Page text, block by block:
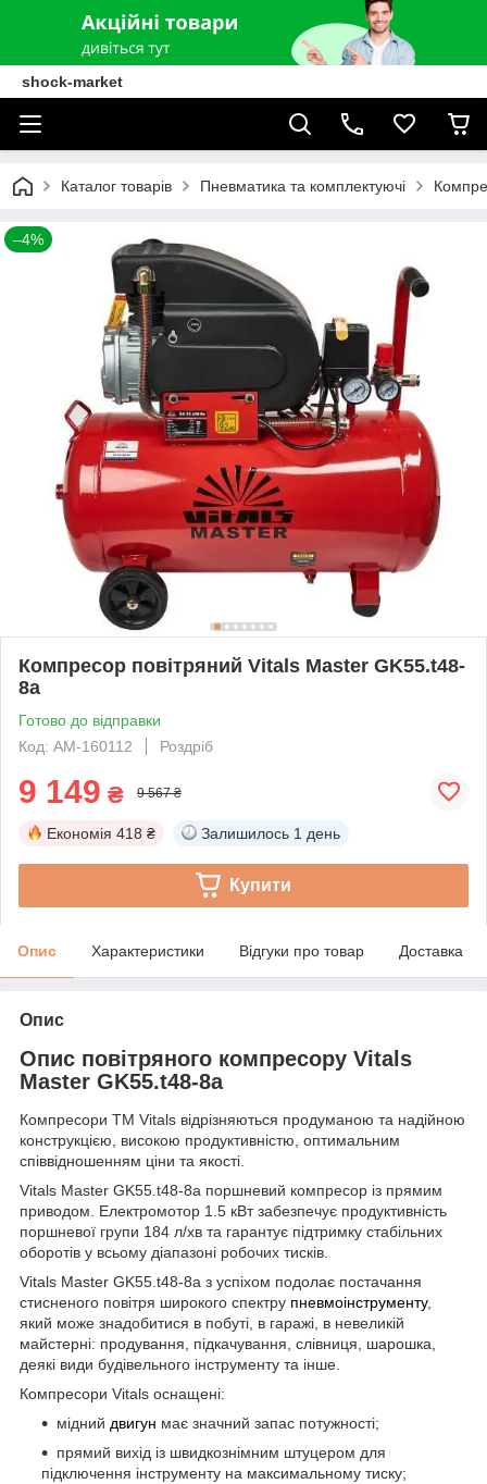
shock-market
Каталог товарів Пневматика та комплектуючі
–4%
Компресор повітряний Vitals Master GK55.t48-
8a
Готово до відправки
Код: AM-160112
Роздріб
9 149 ₴ 9 567 ₴
Економія 418 ₴ Залишилось 1 день
Купити
Опис Характеристики Відгуки про товар Доставка
Опис
Опис повітряного компресору Vitals
Master GK55.t48-8a
Компресори ТМ Vitals відрізняються продуманою та надійною
конструкцією, високою продуктивністю, оптимальним
співвідношенням ціни та якості.
Vitals Master GK55.t48-8a поршневий компресор із прямим
приводом. Електромотор 1.5 кВт забезпечує продуктивність
поршневої групи 184 л/хв та гарантує підтримку стабільних
оборотів у всьому діапазоні робочих тисків.
Vitals Master GK55.t48-8a з успіхом подолає постачання
стисненого повітря широкого спектру пневмоінструменту,
який може знадобитися в побуті, в гаражі, в невеликій
майстерні: продування, підкачування, слівниця, шарошка,
деякі види будівельного інструменту та інше.
Компресори Vitals оснащені:
мідний двигун має значний запас потужності;
прямий вихід із швидкознімним штуцером для
підключення інструменту на максимальному тиску;